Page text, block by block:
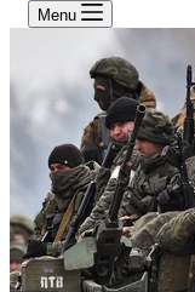
Menu